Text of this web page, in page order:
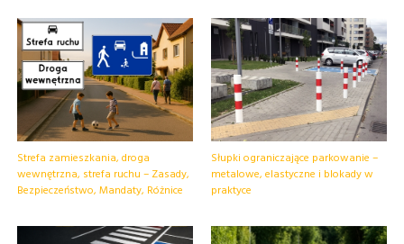
Strefa zamieszkania, droga
wewnętrzna, strefa ruchu – Zasady,
Bezpieczeństwo, Mandaty, Różnice
Słupki ograniczające parkowanie –
metalowe, elastyczne i blokady w
praktyce